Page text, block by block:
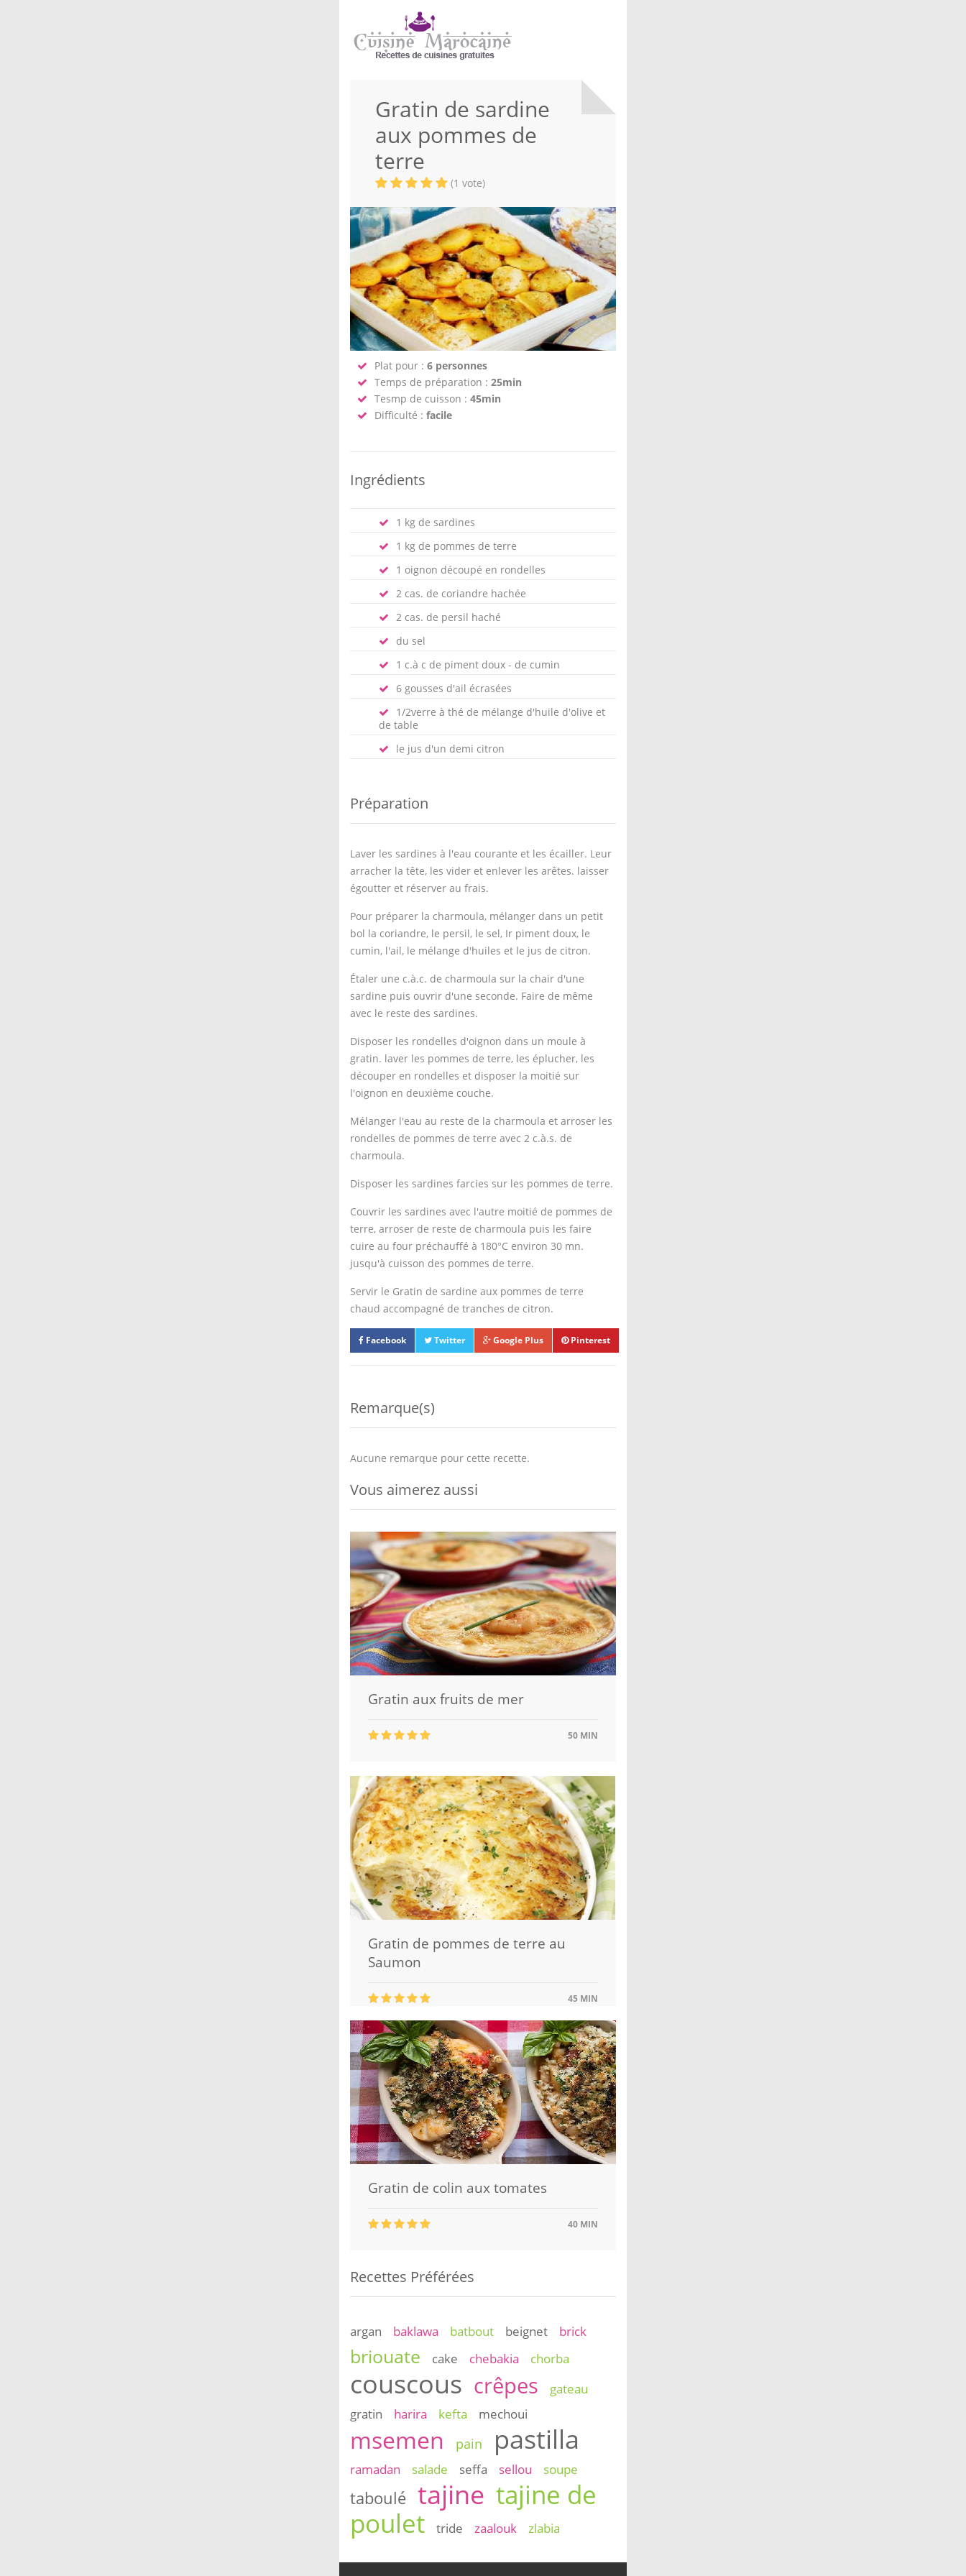
Gratin de sardine
aux pommes de
terre
(1 vote)
Plat pour : 6 personnes
Temps de préparation : 25min
Tesmp de cuisson : 45min
Difficulté : facile
Ingrédients
1 kg de sardines
1 kg de pommes de terre
1 oignon découpé en rondelles
2 cas. de coriandre hachée
2 cas. de persil haché
du sel
1 c.à c de piment doux - de cumin
6 gousses d'ail écrasées
1/2verre à thé de mélange d'huile d'olive et
de table
le jus d'un demi citron
Préparation
Laver les sardines à l'eau courante et les écailler. Leur
arracher la tête, les vider et enlever les arêtes. laisser
égoutter et réserver au frais.
Pour préparer la charmoula, mélanger dans un petit
bol la coriandre, le persil, le sel, Ir piment doux, le
cumin, l'ail, le mélange d'huiles et le jus de citron.
Étaler une c.à.c. de charmoula sur la chair d'une
sardine puis ouvrir d'une seconde. Faire de même
avec le reste des sardines.
Disposer les rondelles d'oignon dans un moule à
gratin. laver les pommes de terre, les éplucher, les
découper en rondelles et disposer la moitié sur
l'oignon en deuxième couche.
Mélanger l'eau au reste de la charmoula et arroser les
rondelles de pommes de terre avec 2 c.à.s. de
charmoula.
Disposer les sardines farcies sur les pommes de terre.
Couvrir les sardines avec l'autre moitié de pommes de
terre, arroser de reste de charmoula puis les faire
cuire au four préchauffé à 180°C environ 30 mn.
jusqu'à cuisson des pommes de terre.
Servir le Gratin de sardine aux pommes de terre
chaud accompagné de tranches de citron.
Facebook Twitter Google Plus Pinterest
Remarque(s)
Aucune remarque pour cette recette.
Vous aimerez aussi
Gratin aux fruits de mer
50 MIN
Gratin de pommes de terre au
Saumon
45 MIN
Gratin de colin aux tomates
40 MIN
Recettes Préférées
argan baklawa batbout beignet brick
briouate cake chebakia chorba
couscous crêpes
gateau
gratin
harira kefta mechoui
msemen pain pastilla
ramadan salade seffa sellou soupe
taboulé tajine tajine de
poulet
tride zaalouk zlabia